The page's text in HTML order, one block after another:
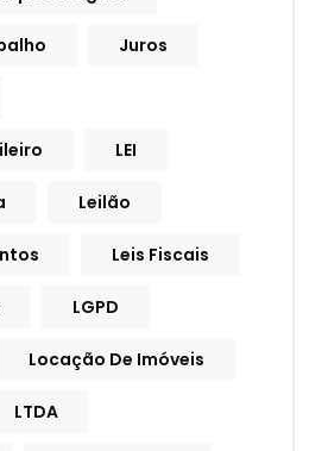
Juros
LEI
Leilão
Leis Fiscais
LGPD
Locação De Imóveis
LTDA